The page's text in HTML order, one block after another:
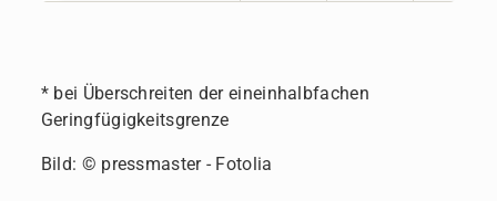
* bei Überschreiten der eineinhalbfachen
Geringfügigkeitsgrenze
Bild: © pressmaster - Fotolia